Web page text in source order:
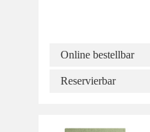
Online bestellbar
Reservierbar